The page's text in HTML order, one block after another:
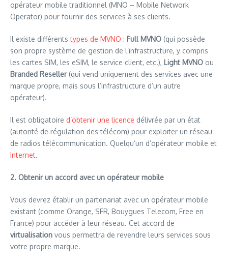
opérateur mobile traditionnel (MNO – Mobile Network
Operator) pour fournir des services à ses clients.
Il existe différentstypes de MVNO : Full MVNO (qui possède
son propre système de gestion de l’infrastructure, y compris
les cartes SIM, les eSIM, le service client, etc.), Light MVNO ou
Branded Reseller(qui vend uniquement des services avec une
marque propre, mais sous l’infrastructure d’un autre
opérateur).
Il est obligatoire d’obtenir une licence délivrée par un état
(autorité de régulation des télécom) pour exploiter un réseau
de radios télécommunication. Quelqu’un d’opérateur mobile et
Internet.
2. Obtenir un accord avec un opérateur mobile
Vous devrez établir un partenariat avec un opérateur mobile
existant (comme Orange, SFR, Bouygues Telecom, Free en
France) pour accéder à leur réseau. Cet accord de
virtualisation vous permettra de revendre leurs services sous
votre propre marque.